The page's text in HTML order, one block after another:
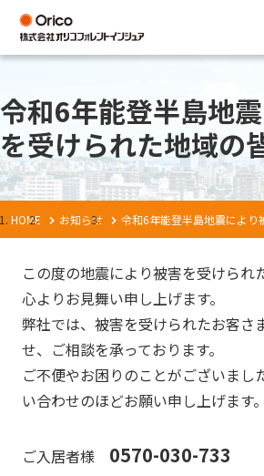
令和6年能登半島地
を受けられた地域の
HOME お知らせ 令和6年能登半島地震により
この度の地震により被害を受けられ
心よりお見舞い申し上げます。
弊社では、被害を受けられたお客さ
せ、ご相談を承っております。
ご不便やお困りのことがございまし
い合わせのほどお願い申し上げます。
ご入居者様 0570-030-733